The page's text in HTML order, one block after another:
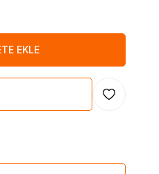
EKLE
Favoriye